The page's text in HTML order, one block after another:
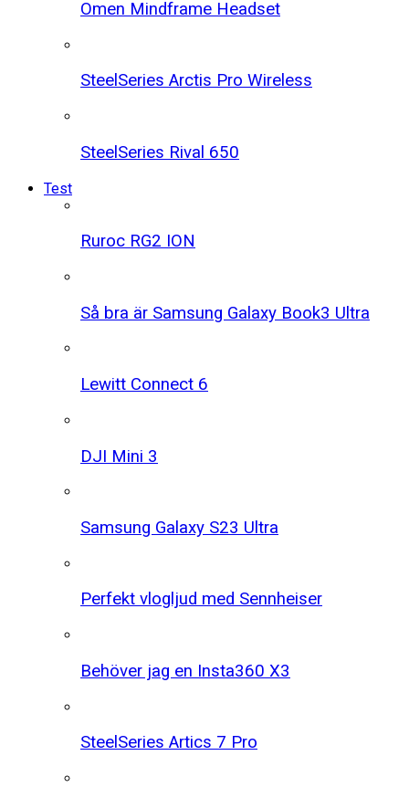
Omen Mindframe Headset
SteelSeries Arctis Pro Wireless
SteelSeries Rival 650
Test
Ruroc RG2 ION
Så bra är Samsung Galaxy Book3 Ultra
Lewitt Connect 6
DJI Mini 3
Samsung Galaxy S23 Ultra
Perfekt vlogljud med Sennheiser
Behöver jag en Insta360 X3
SteelSeries Artics 7 Pro